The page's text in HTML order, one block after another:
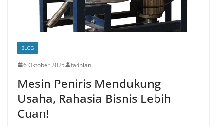
BLOG
6 Oktober 2025 fadhlan
Mesin Peniris Mendukung
Usaha, Rahasia Bisnis Lebih
Cuan!